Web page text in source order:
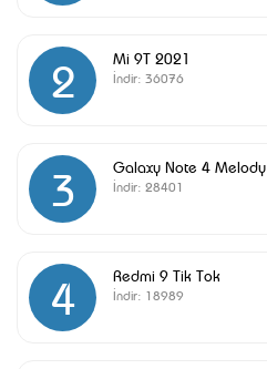
2 Mi 9T 2021
İndir: 36076
3 Galaxy Note 4 Melody
İndir: 28401
4 Redmi 9 Tik Tok
İndir: 18989